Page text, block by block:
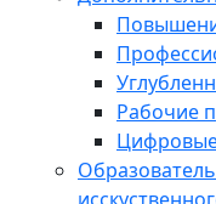
Рабочие